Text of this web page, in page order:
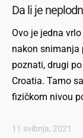
Da li je
Ovo je jedna
nakon snimanja
poznati, drugi
Croatia. Tamo
fizičkom nivou
11 svibnja, 2021